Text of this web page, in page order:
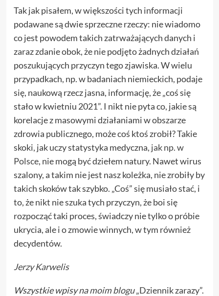
Tak jak pisałem, w większości tych informacji
podawane są dwie sprzeczne rzeczy: nie wiadomo
co jest powodem takich zatrważających danych i
zaraz zdanie obok, że nie podjęto żadnych działań
poszukujących przyczyn tego zjawiska. W wielu
przypadkach, np. w badaniach niemieckich, podaje
się, naukową rzecz jasna, informację, że „coś się
stało w kwietniu 2021”. I nikt nie pyta co, jakie są
korelacje z masowymi działaniami w obszarze
zdrowia publicznego, może coś ktoś zrobił? Takie
skoki, jak uczy statystyka medyczna, jak np. w
Polsce, nie mogą być dziełem natury. Nawet wirus
szalony, a takim nie jest nasz koleżka, nie zrobiły by
takich skoków tak szybko. „Coś” się musiało stać, i
to, że nikt nie szuka tych przyczyn, że boi się
rozpocząć taki proces, świadczy nie tylko o próbie
ukrycia, ale i o zmowie winnych, w tym również
decydentów.
Jerzy Karwelis
Wszystkie wpisy namoim blogu„Dziennik zarazy”.